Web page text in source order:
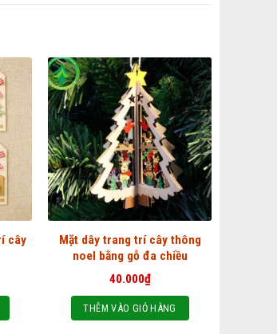
cây
Mặt dây trang trí cây thông
noel bằng gỗ đa chiều
40.000₫
THÊM VÀO GIỎ HÀNG